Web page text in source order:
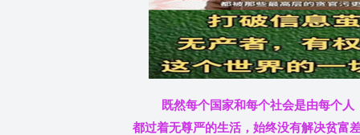
既然每个国家和每个社会是由每个
都过着无尊严的生活，始终没有解决贫富